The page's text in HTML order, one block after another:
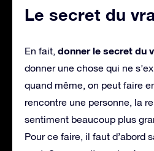
Le secret du
En fait, donner le secret du
donner une chose qui ne
quand même, on peut faire
rencontre une personne, la
sentiment beaucoup plus
Pour ce faire, il faut d’abord